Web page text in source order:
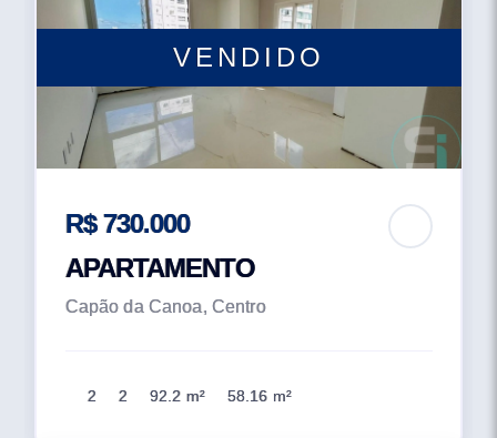
VENDIDO
R$ 730.000
APARTAMENTO
Capão da Canoa, Centro
2 2 92.2 m² 58.16 m²